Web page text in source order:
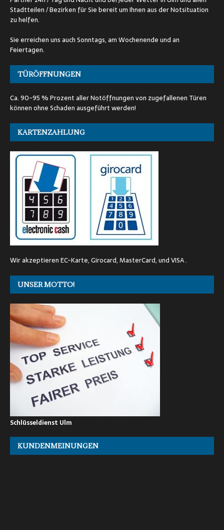
Stadtteilen / Bezirken für Sie bereit um Ihnen aus der Notsituation
zu helfen.
Sie erreichen uns auch Sonntags, am Wochenende und an
Feiertagen.
TÜRÖFFNUNGEN
Ca. 90-95 % Prozent aller Notöffnungen von zugefallenen Türen
können ohne Schaden ausgeführt werden!
KARTENZAHLUNG
Wir akzeptieren EC-Karte, Girocard, MasterCard, und VISA .
UNSER MOTTO!
Schlüsseldienst Ulm
KUNDENMEINUNGEN